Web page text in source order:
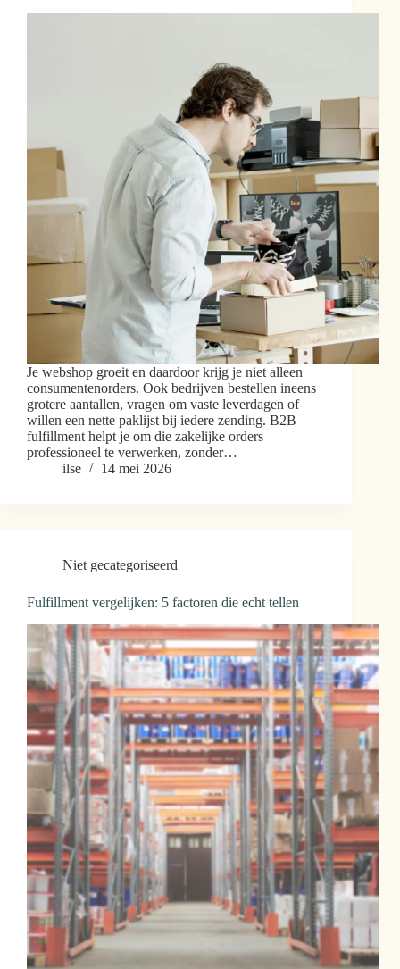
Je webshop groeit en daardoor krijg je niet alleen
consumentenorders. Ook bedrijven bestellen ineens
grotere aantallen, vragen om vaste leverdagen of
willen een nette paklijst bij iedere zending. B2B
fulfillment helpt je om die zakelijke orders
professioneel te verwerken, zonder…
ilse
14 mei 2026
Niet gecategoriseerd
Fulfillment vergelijken: 5 factoren die echt tellen